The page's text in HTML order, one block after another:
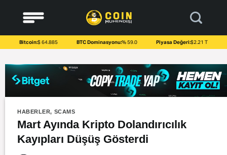
content
Bitcoin:$ 64.885 BTC Dominasyonu:% 59.0 Piyasa Değeri:$2.21 T
HABERLER, SCAMS
Mart Ayında Kripto Dolandırıcılık
Kayıpları Düşüş Gösterdi